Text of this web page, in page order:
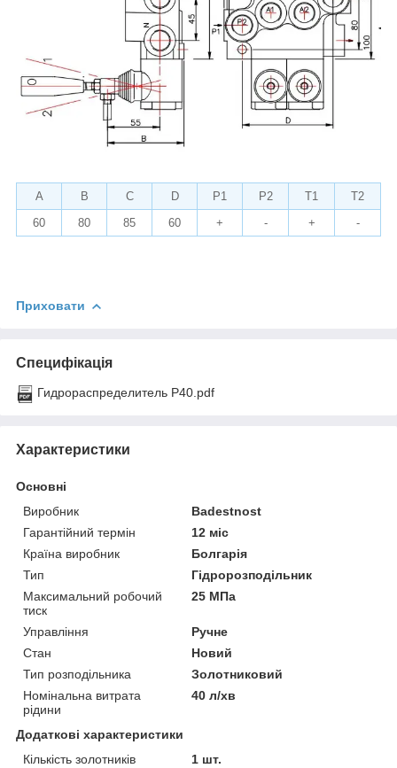
A B C D P1 P2 T1
T2
60
80 85 60 + - + -
Приховати
Специфікація
Гидрораспределитель Р40.pdf
Характеристики
Основні
Виробник
Badestnost
Гарантійний термін
12 міс
Країна виробник
Болгарія
Тип
Гідророзподільник
Максимальний робочий
тиск
25 МПа
Управління
Ручне
Стан
Новий
Тип розподільника
Золотниковий
Номінальна витрата
рідини
40 л/хв
Додаткові характеристики
Кількість золотників
1 шт.